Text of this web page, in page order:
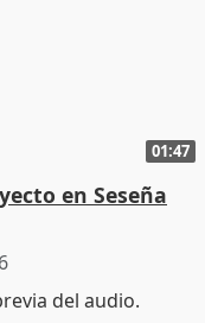
01:47
en Seseña